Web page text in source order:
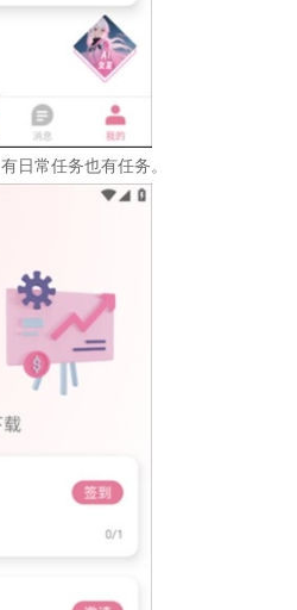
日常任务也有任务。